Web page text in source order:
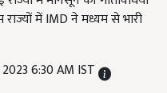
में IMD ने मध्यम से भारी
6:30 AM IST